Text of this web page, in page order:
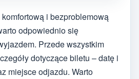
i bezproblemową
odpowiednio się
Przede wszystkim
dotyczące biletu – datę i
miejsce odjazdu. Warto